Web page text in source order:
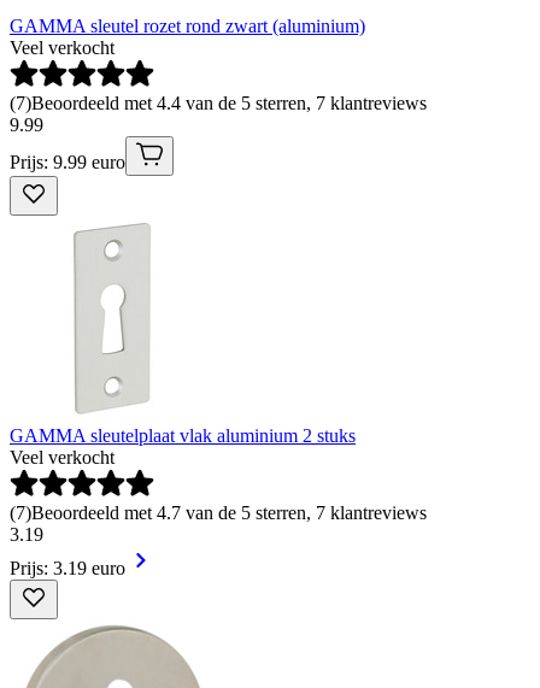
GAMMA sleutel rozet rond zwart (aluminium)
Veel verkocht
(7)Beoordeeld met 4.4 van de 5 sterren, 7 klantreviews
9.99
Prijs: 9.99 euro
GAMMA sleutelplaat vlak aluminium 2 stuks
Veel verkocht
(7)Beoordeeld met 4.7 van de 5 sterren, 7 klantreviews
3.19
Prijs: 3.19 euro